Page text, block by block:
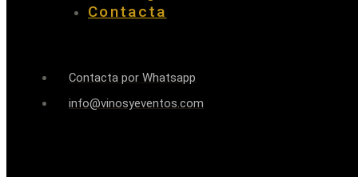
Contacta
Contacta por Whatsapp
info@vinosyeventos.com